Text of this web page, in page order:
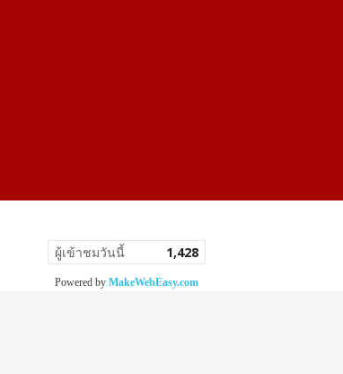
ผู้เข้าชมวันนี้ 1,428
Powered by MakeWebEasy.com